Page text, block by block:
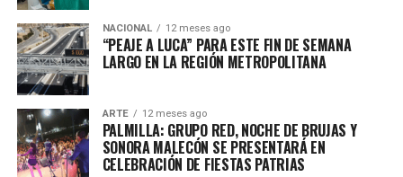
NACIONAL 12 meses ago
“PEAJE A LUCA” PARA ESTE FIN DE SEMANA
LARGO EN LA REGIÓN METROPOLITANA
ARTE 12 meses ago
PALMILLA: GRUPO RED, NOCHE DE BRUJAS Y
SONORA MALECÓN SE PRESENTARÁ EN
CELEBRACIÓN DE FIESTAS PATRIAS